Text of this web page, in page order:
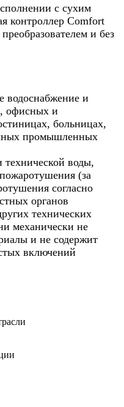
с сухим
контроллер Comfort
и без
водоснабжение и
офисных и
больницах,
промышленных
воды,
(за
согласно
органов
технических
механически не
и не содержит
включений